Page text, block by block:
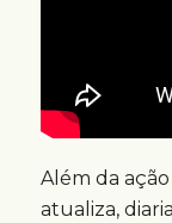
Além da
atualiza,